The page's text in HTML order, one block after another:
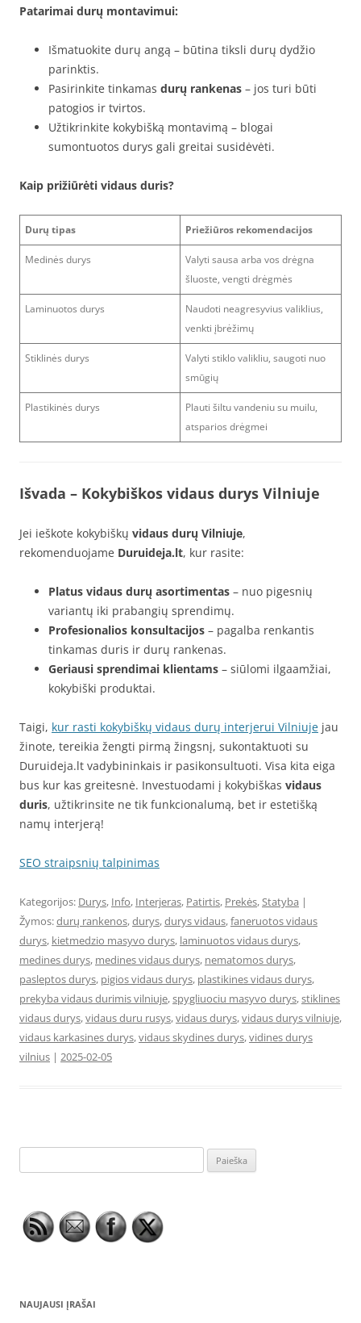
Patarimai durų montavimui:
Išmatuokite durų angą – būtina tiksli durų dydžio
parinktis.
Pasirinkite tinkamas durų rankenas – jos turi būti
patogios ir tvirtos.
Užtikrinkite kokybišką montavimą – blogai
sumontuotos durys gali greitai susidėvėti.
Kaip prižiūrėti vidaus duris?
Durų tipas Priežiūros rekomendacijos
Medinės durys
Valyti sausa arba vos drėgna
šluoste, vengti drėgmės
Laminuotos durys
Naudoti neagresyvius valiklius,
venkti įbrėžimų
Stiklinės durys
Valyti stiklo valikliu, saugoti nuo
smūgių
Plastikinės durys
Plauti šiltu vandeniu su muilu,
atsparios drėgmei
Išvada – Kokybiškos vidaus durys Vilniuje
Jei ieškote kokybiškų vidaus durų Vilniuje,
rekomenduojame Duruideja.lt, kur rasite:
Platus vidaus durų asortimentas – nuo pigesnių
variantų iki prabangių sprendimų.
Profesionalios konsultacijos – pagalba renkantis
tinkamas duris ir durų rankenas.
Geriausi sprendimai klientams – siūlomi ilgaamžiai,
kokybiški produktai.
Taigi, kur rasti kokybiškų vidaus durų interjerui Vilniuje jau
žinote, tereikia žengti pirmą žingsnį, sukontaktuoti su
Duruideja.lt vadybininkais ir pasikonsultuoti. Visa kita eiga
bus kur kas greitesnė. Investuodami į kokybiškas vidaus
duris, užtikrinsite ne tik funkcionalumą, bet ir estetišką
namų interjerą!
SEO straipsnių talpinimas
Kategorijos: Durys, Info, Interjeras, Patirtis, Prekės,Statyba |
Žymos:durų rankenos,durys,durys vidaus,faneruotos vidaus
durys, kietmedzio masyvo durys, laminuotos vidaus durys,
medines durys, medines vidaus durys, nematomos durys,
pasleptos durys, pigios vidaus durys, plastikines vidaus durys,
prekyba vidaus durimis vilniuje,spygliuociu masyvo durys,stiklines
vidaus durys,vidaus duru rusys,vidaus durys,vidaus durys vilniuje,
vidaus karkasines durys,vidaus skydines durys,vidines durys
vilnius | 2025-02-05
NAUJAUSI ĮRAŠAI